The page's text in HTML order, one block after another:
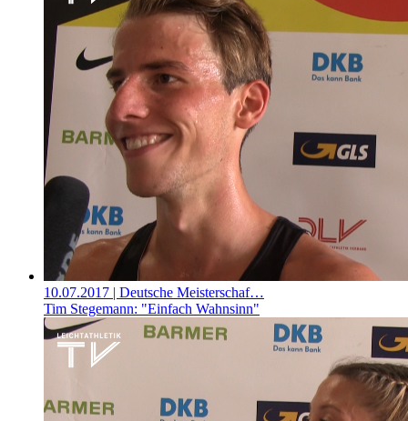
10.07.2017 | Deutsche Meisterschaf…
Tim Stegemann: "Einfach Wahnsinn"